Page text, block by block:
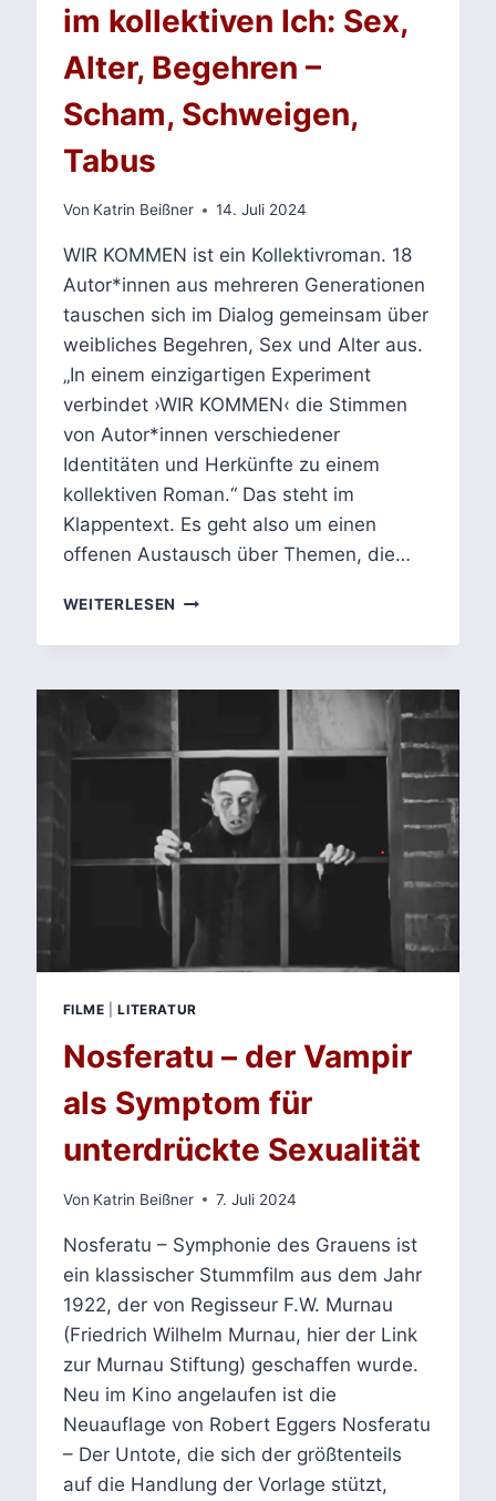
im kollektiven Ich: Sex,
Alter, Begehren –
Scham, Schweigen,
Tabus
Von Katrin Beißner 14. Juli 2024
WIR KOMMEN ist ein Kollektivroman. 18
Autor*innen aus mehreren Generationen
tauschen sich im Dialog gemeinsam über
weibliches Begehren, Sex und Alter aus.
„In einem einzigartigen Experiment
verbindet ›WIR KOMMEN‹ die Stimmen
von Autor*innen verschiedener
Identitäten und Herkünfte zu einem
kollektiven Roman.“ Das steht im
Klappentext. Es geht also um einen
offenen Austausch über Themen, die…
WEITERLESEN WIR
–
IM
SEX,
ALTER,
BEGEHREN
–
SCHAM,
FILME |LITERATUR
Nosferatu – der Vampir
als Symptom für
unterdrückte Sexualität
Von Katrin Beißner 7. Juli 2024
Nosferatu – Symphonie des Grauens ist
ein klassischer Stummfilm aus dem Jahr
1922, der von Regisseur F.W. Murnau
(Friedrich Wilhelm Murnau, hier der Link
zur Murnau Stiftung) geschaffen wurde.
Neu im Kino angelaufen ist die
Neuauflage von Robert Eggers Nosferatu
– Der Untote, die sich der größtenteils
auf die Handlung der Vorlage stützt,